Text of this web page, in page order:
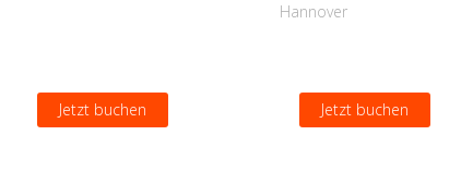
Jetzt buchen
Hannover
Jetzt buchen